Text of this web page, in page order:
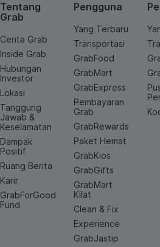
Tentang
Grab
Cerita Grab
Inside Grab
Hubungan
Investor
Lokasi
Tanggung
Jawab &
Keselamatan
Dampak
Positif
Ruang Berita
Karir
GrabForGood
Fund
Pengguna
Yang Terbaru
Transportasi
GrabFood
GrabMart
GrabExpress
Pembayaran
Grab
GrabRewards
Paket Hemat
GrabKios
GrabGifts
GrabMart
Kilat
Clean & Fix
Experience
GrabJastip